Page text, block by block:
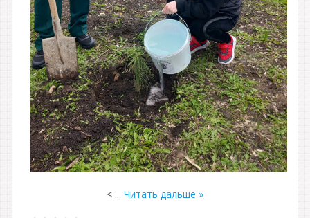
< ... Читать дальше »